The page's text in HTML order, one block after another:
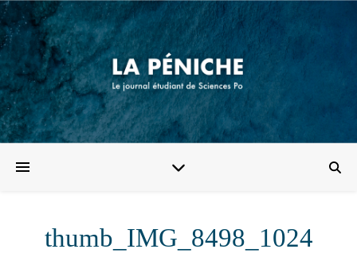
thumb_IMG_8498_1024